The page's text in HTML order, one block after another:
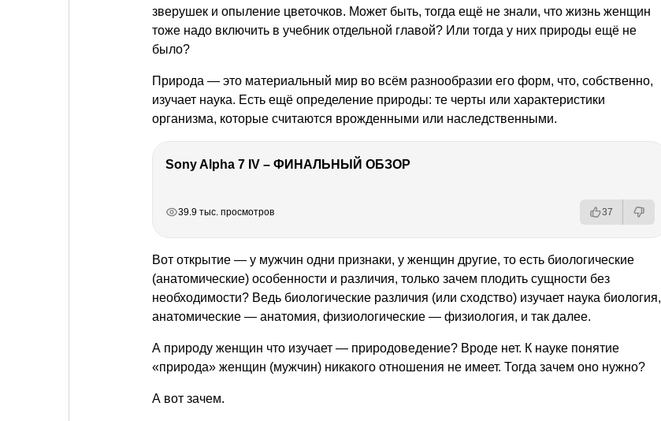
зверушек и опыление цветочков. Может быть, тогда ещё не знали, что жизнь женщин
тоже надо включить в учебник отдельной главой? Или тогда у них природы ещё не
было?
Природа — это материальный мир во всём разнообразии его форм, что, собственно,
изучает наука. Есть ещё определение природы: те черты или характеристики
организма, которые считаются врожденными или наследственными.
Sony Alpha 7 IV – ФИНАЛЬНЫЙ ОБЗОР
39.9 тыс. просмотров 37
Вот открытие — у мужчин одни признаки, у женщин другие, то есть биологические
(анатомические) особенности и различия, только зачем плодить сущности без
необходимости? Ведь биологические различия (или сходство) изучает наука биология,
анатомические — анатомия, физиологические — физиология, и так далее.
А природу женщин что изучает — природоведение? Вроде нет. К науке понятие
«природа» женщин (мужчин) никакого отношения не имеет. Тогда зачем оно нужно?
А вот зачем.